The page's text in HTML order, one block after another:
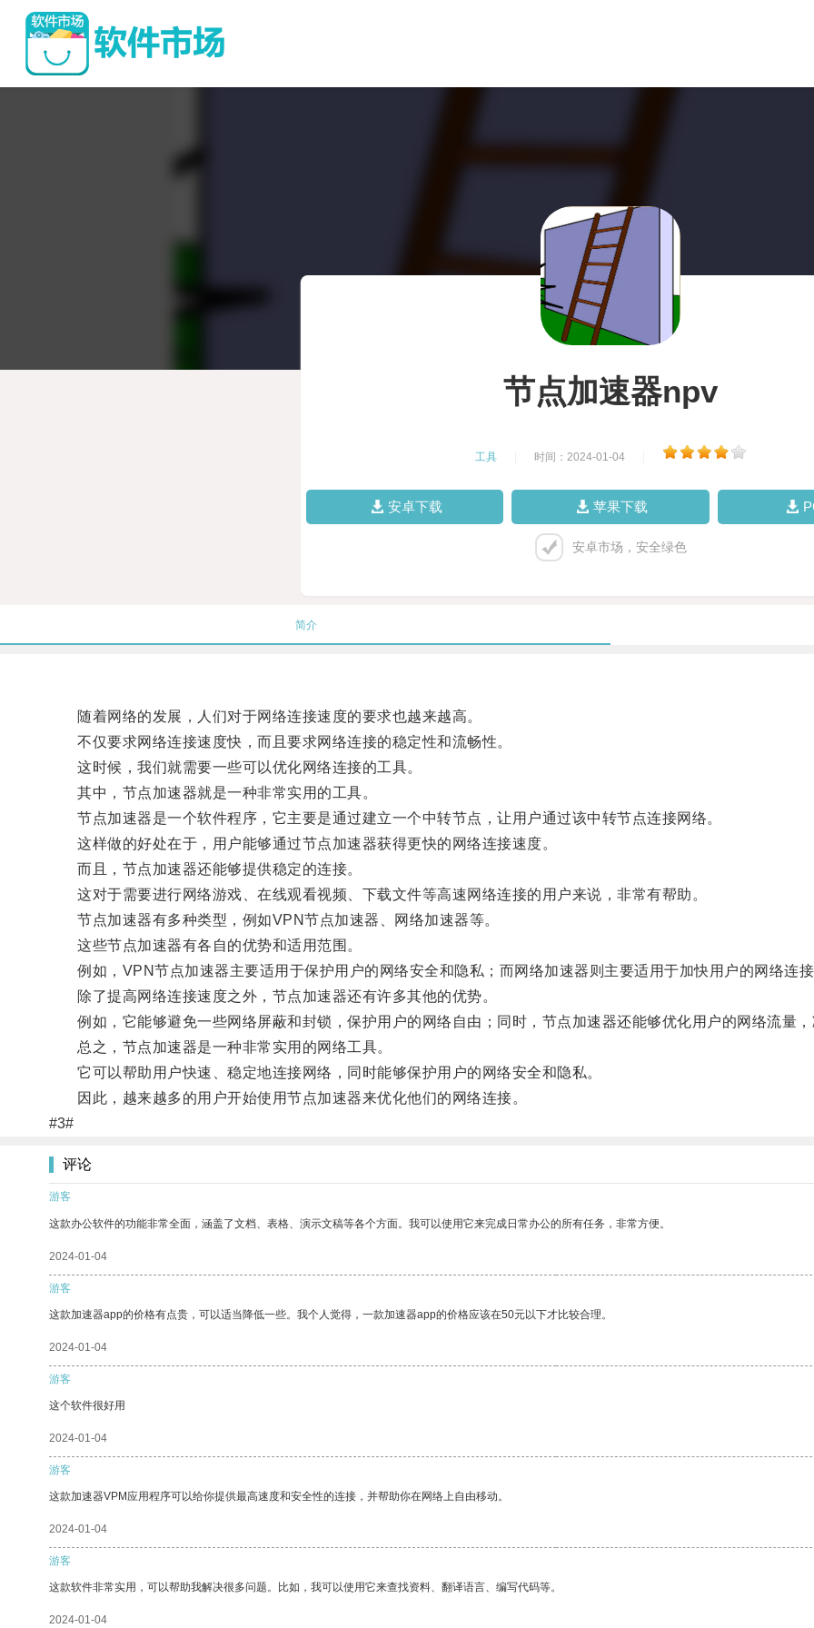
节点加速器npv
工具 时间：2024-01-04
安卓下载 苹果下载
安卓市场，安全绿色
简介
随着网络的发展，人们对于网络连接速度的要求也越来越高。
不仅要求网络连接速度快，而且要求网络连接的稳定性和流畅性。
这时候，我们就需要一些可以优化网络连接的工具。
其中，节点加速器就是一种非常实用的工具。
节点加速器是一个软件程序，它主要是通过建立一个中转节点，让用户通过该中转节点连接网络。
这样做的好处在于，用户能够通过节点加速器获得更快的网络连接速度。
而且，节点加速器还能够提供稳定的连接。
这对于需要进行网络游戏、在线观看视频、下载文件等高速网络连接的用户来说，非常有帮助。
节点加速器有多种类型，例如VPN节点加速器、网络加速器等。
这些节点加速器有各自的优势和适用范围。
例如，VPN节点加速器主要适用于保护用户的网络安全和隐私；而网络加速器则主要适用于加快用户的网络连接
除了提高网络连接速度之外，节点加速器还有许多其他的优势。
例如，它能够避免一些网络屏蔽和封锁，保护用户的网络自由；同时，节点加速器还能够优化用户的网络流量，
总之，节点加速器是一种非常实用的网络工具。
它可以帮助用户快速、稳定地连接网络，同时能够保护用户的网络安全和隐私。
因此，越来越多的用户开始使用节点加速器来优化他们的网络连接。
#3#
评论
游客
这款办公软件的功能非常全面，涵盖了文档、表格、演示文稿等各个方面。我可以使用它来完成日常办公的所有任务，非常方便。
2024-01-04
游客
这款加速器app的价格有点贵，可以适当降低一些。我个人觉得，一款加速器app的价格应该在50元以下才比较合理。
2024-01-04
游客
这个软件很好用
2024-01-04
游客
这款加速器VPM应用程序可以给你提供最高速度和安全性的连接，并帮助你在网络上自由移动。
2024-01-04
游客
这款软件非常实用，可以帮助我解决很多问题。比如，我可以使用它来查找资料、翻译语言、编写代码等。
2024-01-04